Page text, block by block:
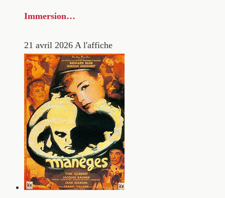
Immersion…
21 avril 2026 A l'affiche